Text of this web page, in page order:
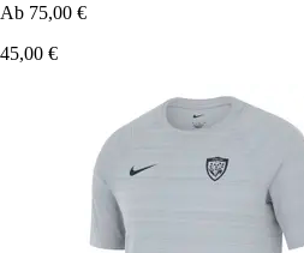
Ab 75,00 €
45,00 €